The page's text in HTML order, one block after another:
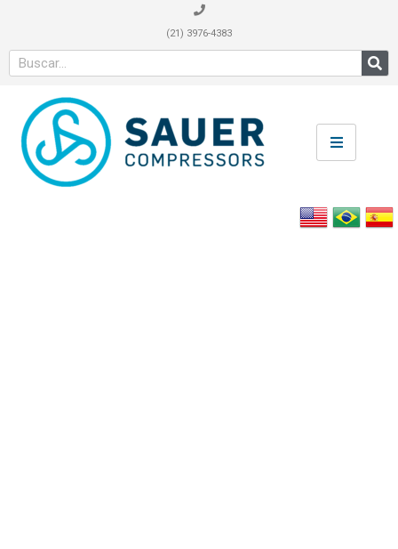
(21) 3976-4383